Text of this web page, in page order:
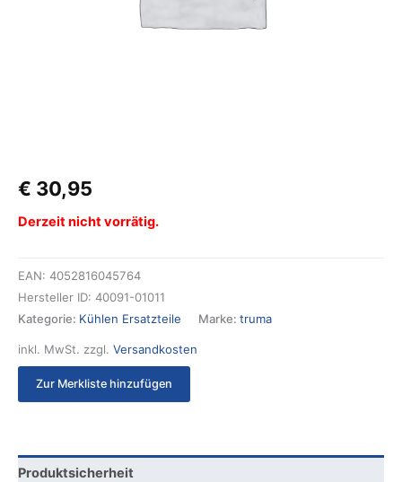
€ 30,95
Derzeit nicht vorrätig.
EAN: 4052816045764
Hersteller ID: 40091-01011
Kategorie: Kühlen Ersatzteile Marke: truma
inkl. MwSt. zzgl. Versandkosten
Zur Merkliste hinzufügen
Produktsicherheit